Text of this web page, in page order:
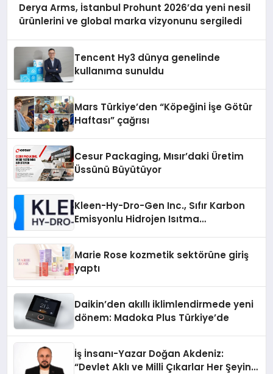
Derya Arms, İstanbul Prohunt 2026’da yeni nesil
ürünlerini ve global marka vizyonunu sergiledi
Tencent Hy3 dünya genelinde
kullanıma sunuldu
Mars Türkiye’den “Köpeğini İşe Götür
Haftası” çağrısı
Cesur Packaging, Mısır’daki Üretim
Üssünü Büyütüyor
Kleen-Hy-Dro-Gen Inc., Sıfır Karbon
Emisyonlu Hidrojen Isıtma
Marie Rose kozmetik sektörüne giriş
yaptı
Daikin’den akıllı iklimlendirmede yeni
dönem: Madoka Plus Türkiye’de
İş İnsanı-Yazar Doğan Akdeniz:
“Devlet Aklı ve Milli Çıkarlar Her Şeyin